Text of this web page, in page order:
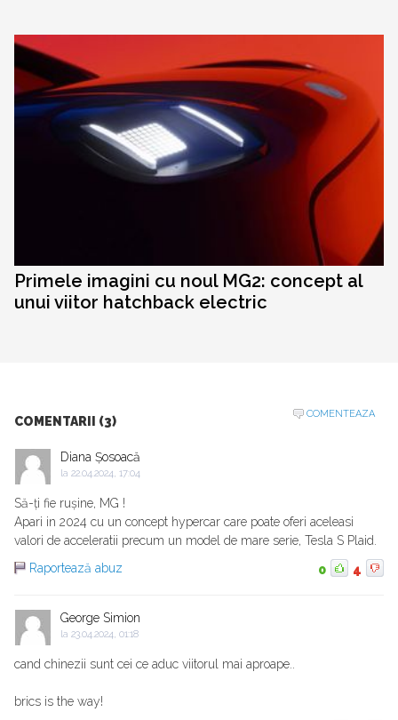
Primele imagini cu noul MG2: concept al
unui viitor hatchback electric
COMENTARII (3)
COMENTEAZA
Diana Șosoacă
la 22.04.2024, 17:04
Să-ți fie rușine, MG !
Apari in 2024 cu un concept hypercar care poate oferi aceleasi
valori de acceleratii precum un model de mare serie, Tesla S Plaid.
Raportează abuz
0 4
George Simion
la 23.04.2024, 01:18
cand chinezii sunt cei ce aduc viitorul mai aproape..
brics is the way!